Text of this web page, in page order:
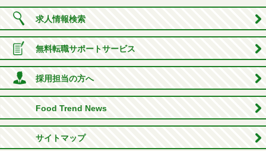
求人情報検索
無料転職サポートサービス
採用担当の方へ
Food Trend News
サイトマップ